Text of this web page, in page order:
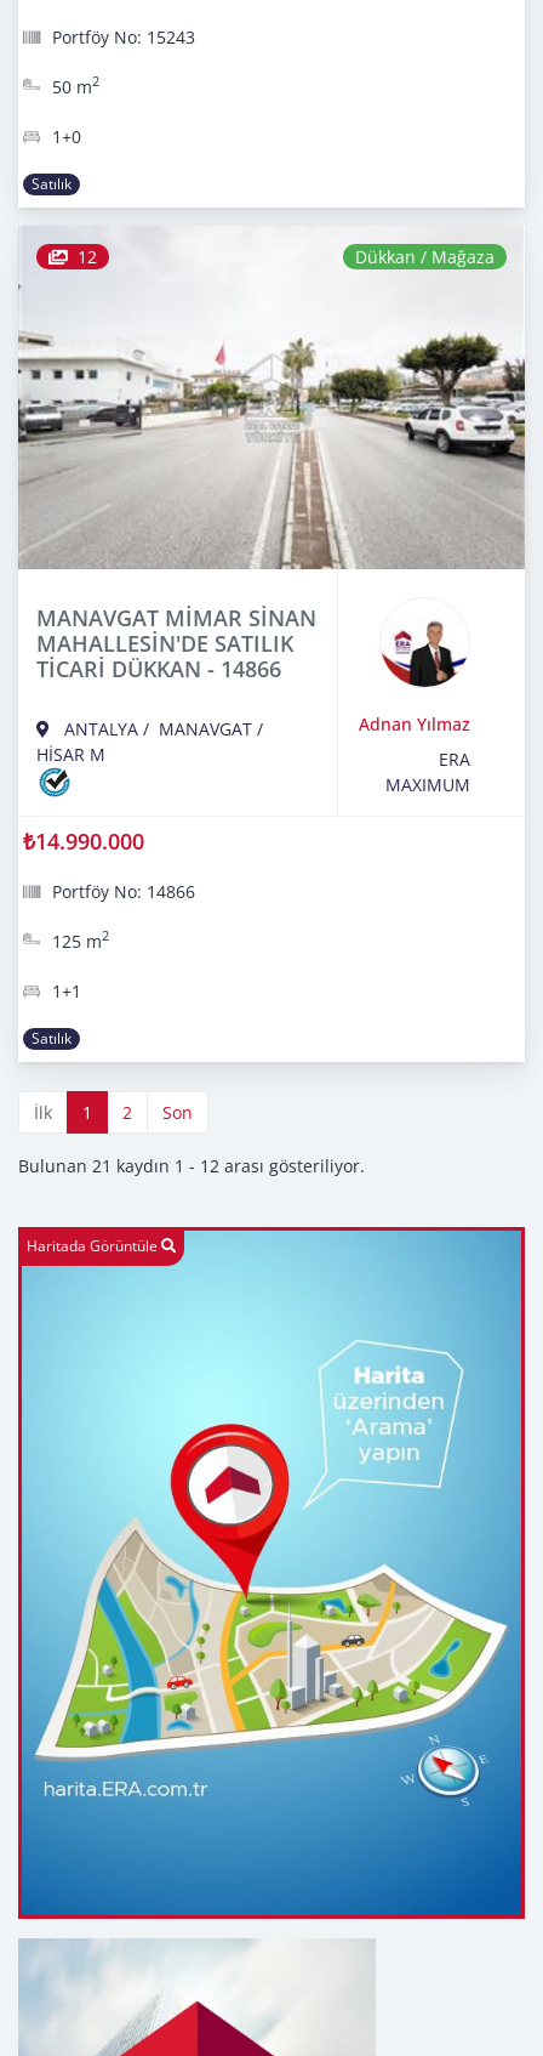
Portföy No: 15243
50 m2
1+0
Satılık
12 Dükkan / Mağaza
MANAVGAT MİMAR SİNAN
MAHALLESİN'DE SATILIK
TİCARİ DÜKKAN - 14866
ANTALYA / MANAVGAT /
HİSAR M
Adnan Yılmaz
ERA
MAXIMUM
₺14.990.000
Portföy No: 14866
125 m2
1+1
Satılık
İlk 1 2 Son
Bulunan 21 kaydın 1 - 12 arası gösteriliyor.
Haritada Görüntüle